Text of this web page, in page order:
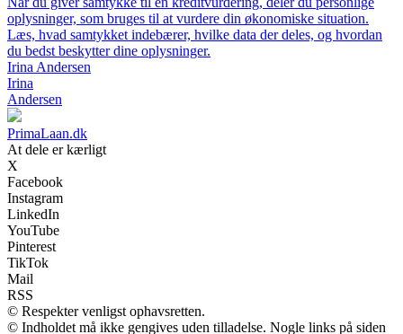
oplysninger, som bruges til at vurdere din økonomiske situation.
Læs, hvad samtykket indebærer, hvilke data der deles, og hvordan
du bedst beskytter dine oplysninger.
Irina Andersen
Irina
Andersen
PrimaLaan.dk
At dele er kærligt
X
Facebook
Instagram
LinkedIn
YouTube
Pinterest
TikTok
Mail
RSS
© Respekter venligst ophavsretten.
© Indholdet må ikke gengives uden tilladelse. Nogle links på siden